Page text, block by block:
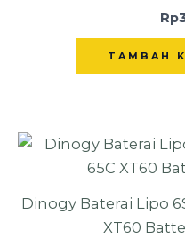
Rp
TAMBAH
Dinogy Baterai Lipo
XT60